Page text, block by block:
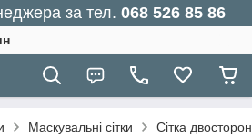
за тел. 068 526 85 86
Маскувальні сітки Сітка